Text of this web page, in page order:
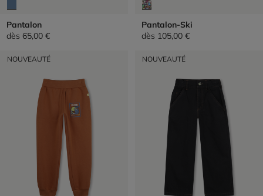
Pantalon
dès 65,00 €
Pantalon-Ski
dès 105,00 €
NOUVEAUTÉ NOUVEAUTÉ